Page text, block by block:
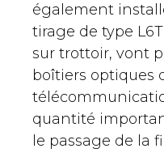
également
tirage de type
sur trottoir, vont
boîtiers optiques
quantité
le passage de la